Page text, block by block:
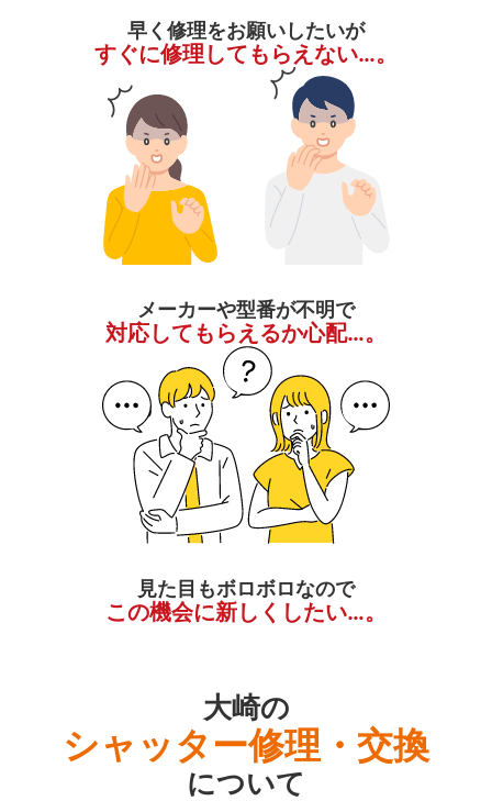
早く修理をお願いしたいが
すぐに修理してもらえない…。
メーカーや型番が不明で
対応してもらえるか心配…。
見た目もボロボロなので
この機会に新しくしたい…。
大崎の
シャッター修理・交換
について